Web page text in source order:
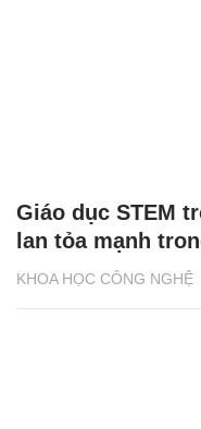
KHOA HỌC CÔNG NGHỆ
Giáo dục STEM
lan tỏa mạnh